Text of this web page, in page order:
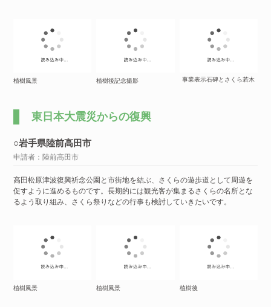
植樹風景 植樹後記念撮影 事業表示石碑とさくら若木
東日本大震災からの復興
○岩手県陸前高田市
申請者：陸前高田市
高田松原津波復興祈念公園と市街地を結ぶ、さくらの遊歩道として周遊を
促すように進めるものです。長期的には観光客が集まるさくらの名所とな
るよう取り組み、さくら祭りなどの行事も検討していきたいです。
植樹風景 植樹風景 植樹後